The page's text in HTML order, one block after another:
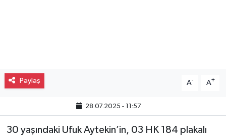
Paylaş A- A+
28.07.2025 - 11:57
30 yaşındaki Ufuk Aytekin’in, 03 HK 184 plakalı